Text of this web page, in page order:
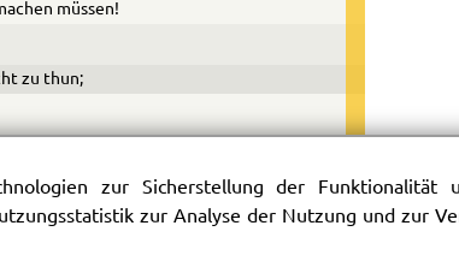
müssen!
zu thun;
zer­rissen.
zur Sicherstellung der Funktionalität
zur Analyse der Nutzung und zur